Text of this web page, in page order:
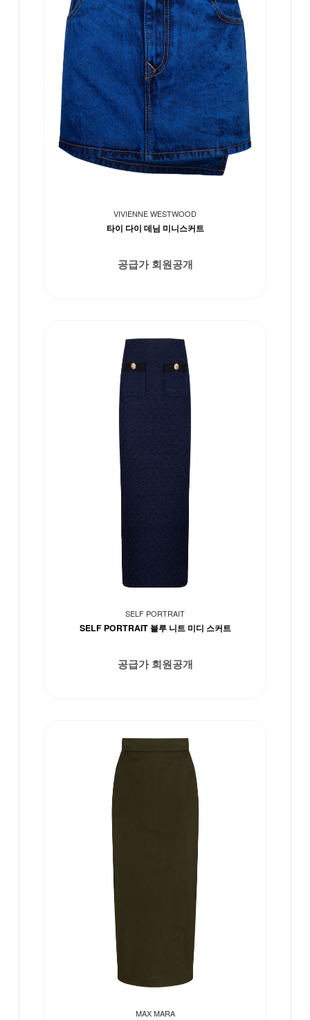
VIVIENNE WESTWOOD
타이 다이 데님 미니스커트
공급가 회원공개
SELF PORTRAIT
SELF PORTRAIT 블루 니트 미디 스커트
공급가 회원공개
MAX MARA